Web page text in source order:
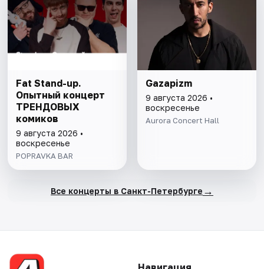
Fat Stand-up.
Опытный концерт
ТРЕНДОВЫХ
комиков
9 августа 2026 •
воскресенье
POPRAVKA BAR
Gazapizm
9 августа 2026 •
воскресенье
Aurora Concert Hall
Все концерты в Санкт-Петербурге →